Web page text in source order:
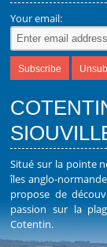
Your email:
Situé sur la pointe
îles anglo-
propose de
passion sur la
Cotentin.